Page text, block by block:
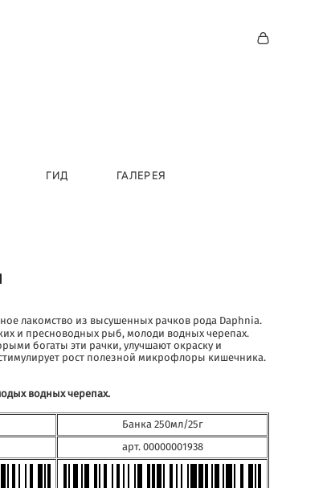
ГИД ГАЛЕРЕЯ
лакомство из высушенных рачков рода Daphnia.
и пресноводных рыб, молоди водных черепах.
богаты эти рачки, улучшают окраску и
рост полезной микрофлоры кишечника.
водных черепах.
Банка 250мл/25г
арт. 00000001938